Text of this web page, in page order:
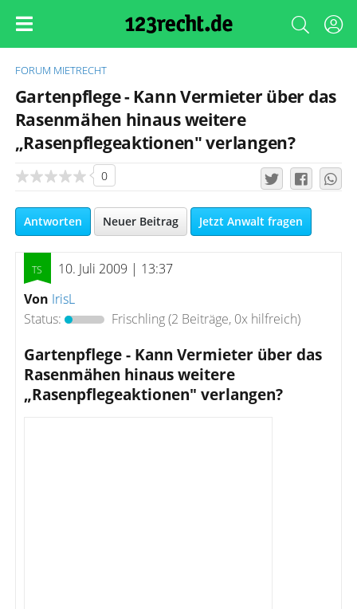
FORUM MIETRECHT
Gartenpflege - Kann Vermieter über das
Rasenmähen hinaus weitere
„Rasenpflegeaktionen" verlangen?
0
Antworten Neuer Beitrag Jetzt Anwalt fragen
10. Juli 2009 | 13:37
Von IrisL
Status:
Frischling(2 Beiträge, 0x hilfreich)
Gartenpflege - Kann Vermieter über das
Rasenmähen hinaus weitere
„Rasenpflegeaktionen" verlangen?